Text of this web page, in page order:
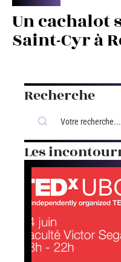
Un cachalot
Saint-Cyr à
Recherche
Les